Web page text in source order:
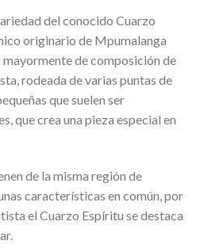
del conocido Cuarzo
originario de Mpumalanga
mayormente de composición de
rodeada de varias puntas de
que suelen ser
que crea una pieza especial en
de la misma región de
características en común, por
el Cuarzo Espíritu se destaca